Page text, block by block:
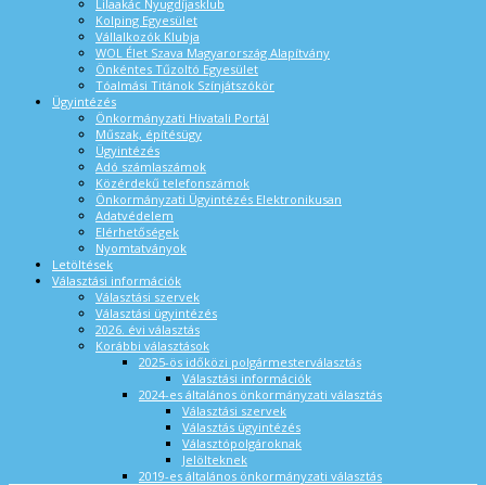
Lilaakác Nyugdíjasklub
Kolping Egyesület
Vállalkozók Klubja
WOL Élet Szava Magyarország Alapítvány
Önkéntes Tűzoltó Egyesület
Tóalmási Titánok Színjátszókör
Ügyintézés
Önkormányzati Hivatali Portál
Műszak, építésügy
Ügyintézés
Adó számlaszámok
Közérdekű telefonszámok
Önkormányzati Ügyintézés Elektronikusan
Adatvédelem
Elérhetőségek
Nyomtatványok
Letöltések
Választási információk
Választási szervek
Választási ügyintézés
2026. évi választás
Korábbi választások
2025-ös időközi polgármesterválasztás
Választási információk
2024-es általános önkormányzati választás
Választási szervek
Választás ügyintézés
Választópolgároknak
Jelölteknek
2019-es általános önkormányzati választás